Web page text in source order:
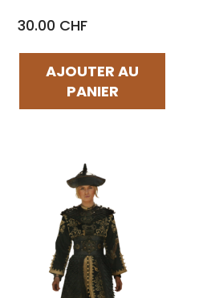
30.00 CHF
AJOUTER AU
PANIER